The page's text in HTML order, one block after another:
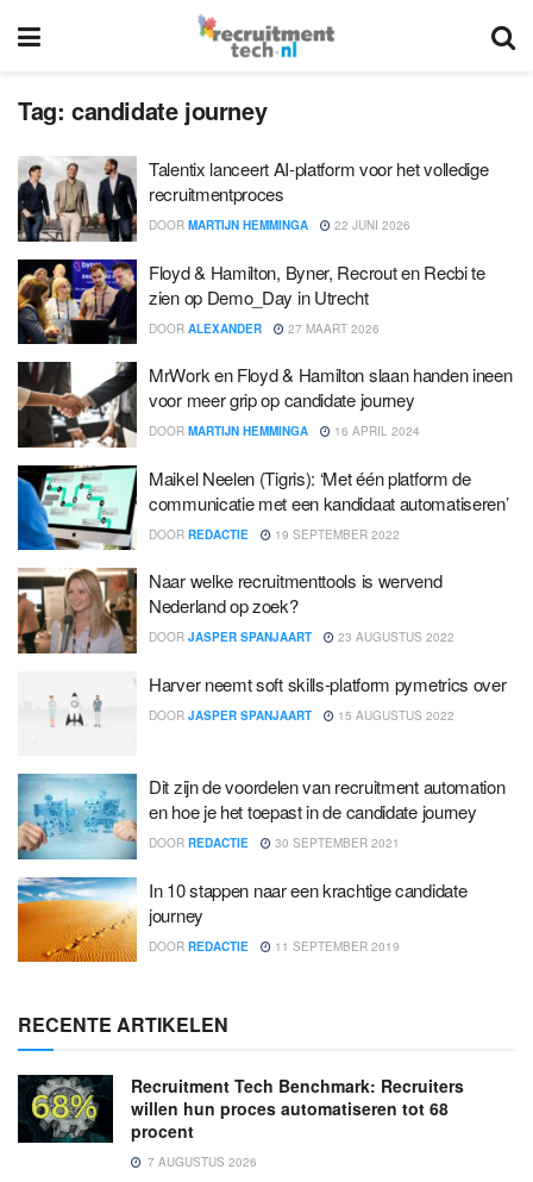
Tag: candidate journey
Talentix lanceert AI-platform voor het volledige
recruitmentproces
DOOR MARTIJN HEMMINGA 22 JUNI 2026
Floyd & Hamilton, Byner, Recrout en Recbi te
zien op Demo_Day in Utrecht
DOOR ALEXANDER 27 MAART 2026
MrWork en Floyd & Hamilton slaan handen ineen
voor meer grip op candidate journey
DOOR MARTIJN HEMMINGA 16 APRIL 2024
Maikel Neelen (Tigris): ‘Met één platform de
communicatie met een kandidaat automatiseren’
DOOR REDACTIE 19 SEPTEMBER 2022
Naar welke recruitmenttools is wervend
Nederland op zoek?
DOOR JASPER SPANJAART 23 AUGUSTUS 2022
Harver neemt soft skills-platform pymetrics over
DOOR JASPER SPANJAART 15 AUGUSTUS 2022
Dit zijn de voordelen van recruitment automation
en hoe je het toepast in de candidate journey
DOOR REDACTIE 30 SEPTEMBER 2021
In 10 stappen naar een krachtige candidate
journey
DOOR REDACTIE 11 SEPTEMBER 2019
RECENTE ARTIKELEN
Recruitment Tech Benchmark: Recruiters
willen hun proces automatiseren tot 68
procent
7 AUGUSTUS 2026